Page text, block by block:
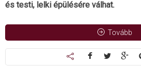
és testi, lelki épülésére válhat.
Tovább